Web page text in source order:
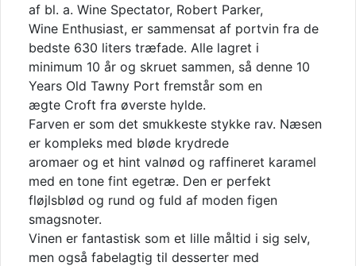
af bl. a. Wine Spectator, Robert Parker,
Wine Enthusiast, er sammensat af portvin fra de
bedste 630 liters træfade. Alle lagret i
minimum 10 år og skruet sammen, så denne 10
Years Old Tawny Port fremstår som en
ægte Croft fra øverste hylde.
Farven er som det smukkeste stykke rav. Næsen
er kompleks med bløde krydrede
aromaer og et hint valnød og raffineret karamel
med en tone fint egetræ. Den er perfekt
fløjlsblød og rund og fuld af moden figen
smagsnoter.
Vinen er fantastisk som et lille måltid i sig selv,
men også fabelagtig til desserter med